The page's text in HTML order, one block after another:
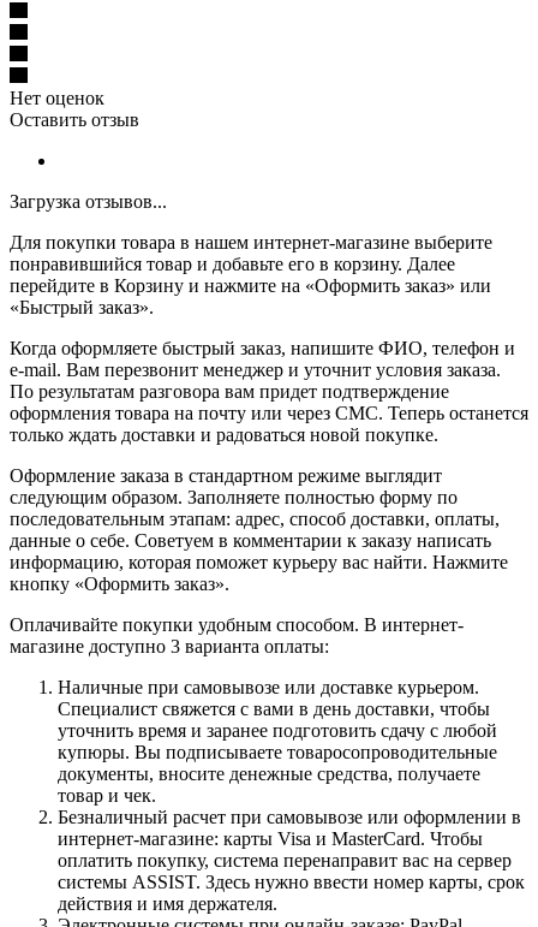
Нет оценок
Оставить отзыв
Загрузка отзывов...
Для покупки товара в нашем интернет-магазине выберите
понравившийся товар и добавьте его в корзину. Далее
перейдите в Корзину и нажмите на «Оформить заказ» или
«Быстрый заказ».
Когда оформляете быстрый заказ, напишите ФИО, телефон и
e-mail. Вам перезвонит менеджер и уточнит условия заказа.
По результатам разговора вам придет подтверждение
оформления товара на почту или через СМС. Теперь останется
только ждать доставки и радоваться новой покупке.
Оформление заказа в стандартном режиме выглядит
следующим образом. Заполняете полностью форму по
последовательным этапам: адрес, способ доставки, оплаты,
данные о себе. Советуем в комментарии к заказу написать
информацию, которая поможет курьеру вас найти. Нажмите
кнопку «Оформить заказ».
Оплачивайте покупки удобным способом. В интернет-
магазине доступно 3 варианта оплаты:
Наличные при самовывозе или доставке курьером.
Специалист свяжется с вами в день доставки, чтобы
уточнить время и заранее подготовить сдачу с любой
купюры. Вы подписываете товаросопроводительные
документы, вносите денежные средства, получаете
товар и чек.
Безналичный расчет при самовывозе или оформлении в
интернет-магазине: карты Visa и MasterCard. Чтобы
оплатить покупку, система перенаправит вас на сервер
системы ASSIST. Здесь нужно ввести номер карты, срок
действия и имя держателя.